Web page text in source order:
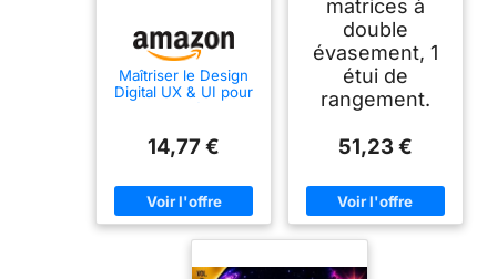
Maîtriser le Design
Digital UX & UI pour
Pratiques
14,77 €
matrices à
double
évasement, 1
étui de
rangement.
51,23 €